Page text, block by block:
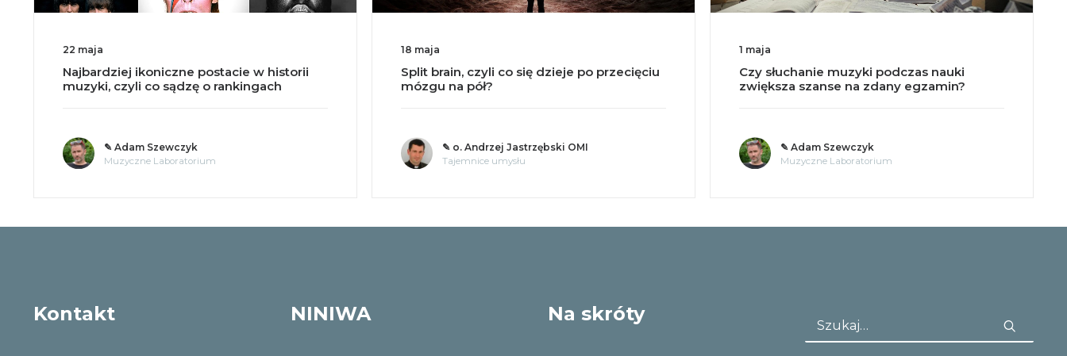
22 maja
Najbardziej ikoniczne postacie w historii
muzyki, czyli co sądzę o rankingach
✎ Adam Szewczyk
Muzyczne Laboratorium
18 maja
Split brain, czyli co się dzieje po przecięciu
mózgu na pół?
✎ o. Andrzej Jastrzębski OMI
Tajemnice umysłu
1 maja
Czy słuchanie muzyki podczas nauki
zwiększa szanse na zdany egzamin?
✎ Adam Szewczyk
Muzyczne Laboratorium
Kontakt NINIWA Na skróty